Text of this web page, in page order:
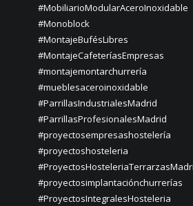
#MobiliarioModularAceroInoxidable
#Monoblock
#MontajeBufésLibres
#MontajeCafeteríasEmpresas
#montajemontarchurrería
#mueblesaceroinoxidable
#ParrillasIndustrialesMadrid
#ParrillasProfesionalesMadrid
#proyectosempresashostelería
#proyectoshosteleria
#proyectosimplantaciónchurrerías
#ProyectosIntegralesHosteleria